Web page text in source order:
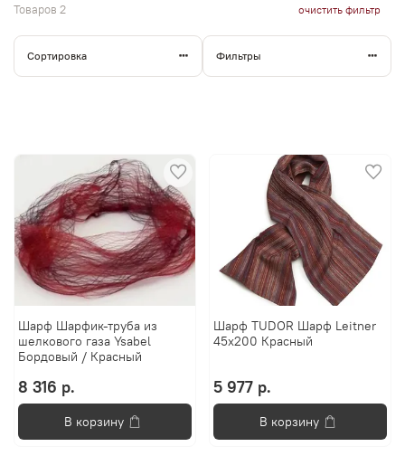
Товаров 2 очистить фильтр
Сортировка Фильтры
Шарф Шарфик-труба из
шелкового газа Ysabel
Бордовый / Красный
8 316 р.
В корзину
Шарф TUDOR Шарф Leitner
45x200 Красный
5 977 р.
В корзину